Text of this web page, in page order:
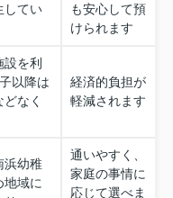
してい
も安心して預
けられます
を利
以降は
なく
経済的負担が
軽減されます
浜幼稚
地域に
通いやすく、
家庭の事情に
応じて選べま